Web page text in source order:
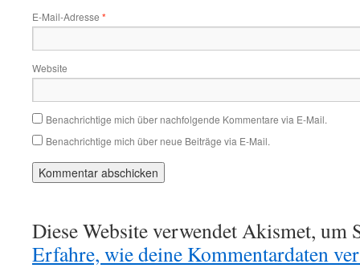
E-Mail-Adresse *
Website
Benachrichtige mich über nachfolgende Kommentare via E-Mail.
Benachrichtige mich über neue Beiträge via E-Mail.
Diese Website verwendet Akismet, um
Erfahre, wie deine Kommentardaten